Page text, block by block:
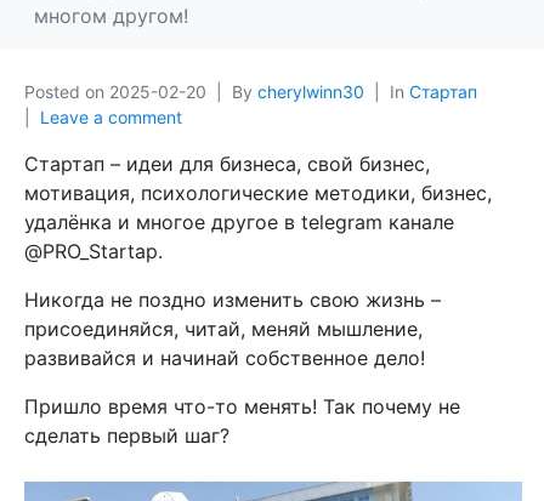
многом другом!
Posted on 2025-02-20 By cherylwinn30 In Стартап
Leave a comment
Стартап – идеи для бизнеса, свой бизнес,
мотивация, психологические методики, бизнес,
удалёнка и многое другое в telegram канале
@PRO_Startap.
Никогда не поздно изменить свою жизнь –
присоединяйся, читай, меняй мышление,
развивайся и начинай собственное дело!
Пришло время что-то менять! Так почему не
сделать первый шаг?